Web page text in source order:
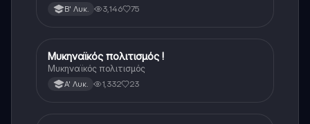
Β' Λυκ. 3,146 75
Ιστορία
Μυκηναϊκός πολιτισμός !
Μυκηναϊκός πολιτισμός
Α' Λυκ. 1,332 23